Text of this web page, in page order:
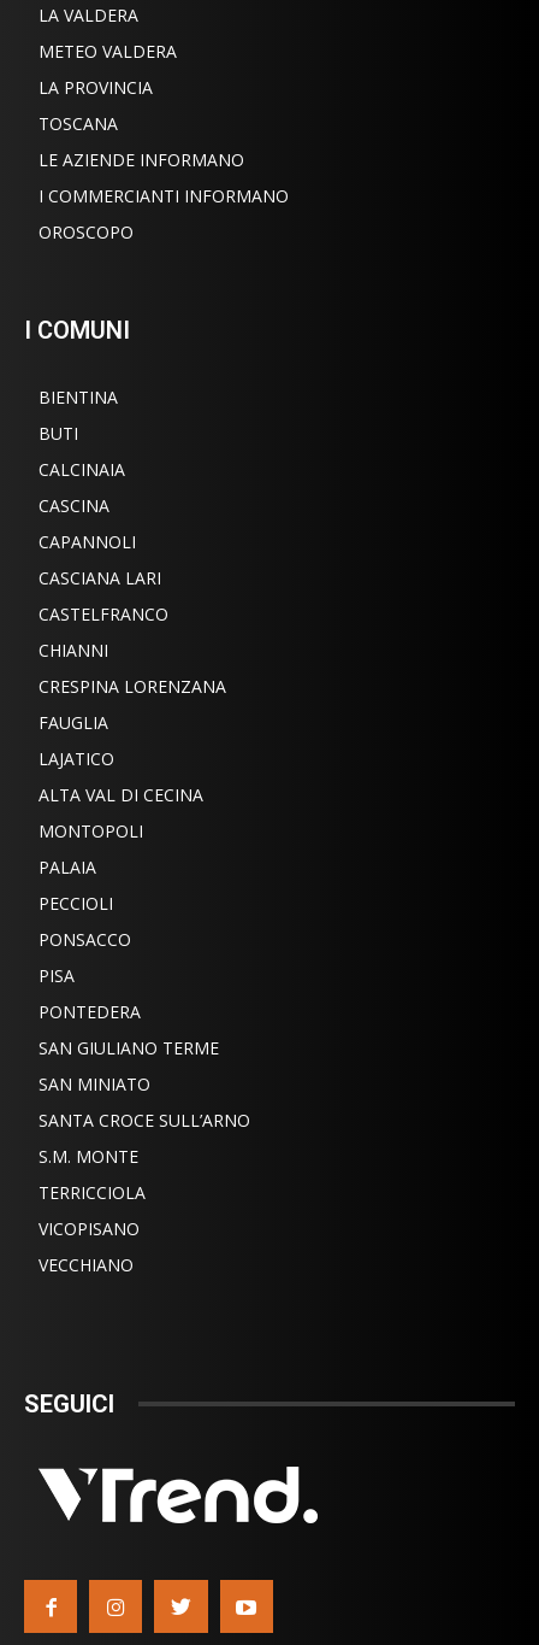
LA VALDERA
METEO VALDERA
LA PROVINCIA
TOSCANA
LE AZIENDE INFORMANO
I COMMERCIANTI INFORMANO
OROSCOPO
I COMUNI
BIENTINA
BUTI
CALCINAIA
CASCINA
CAPANNOLI
CASCIANA LARI
CASTELFRANCO
CHIANNI
CRESPINA LORENZANA
FAUGLIA
LAJATICO
ALTA VAL DI CECINA
MONTOPOLI
PALAIA
PECCIOLI
PONSACCO
PISA
PONTEDERA
SAN GIULIANO TERME
SAN MINIATO
SANTA CROCE SULL’ARNO
S.M. MONTE
TERRICCIOLA
VICOPISANO
VECCHIANO
SEGUICI